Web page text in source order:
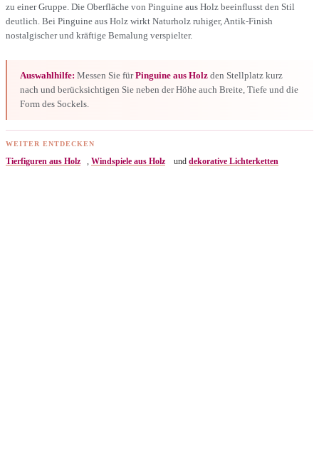
zu einer Gruppe. Die Oberfläche von Pinguine aus Holz beeinflusst den Stil
deutlich. Bei Pinguine aus Holz wirkt Naturholz ruhiger, Antik-Finish
nostalgischer und kräftige Bemalung verspielter.
Auswahlhilfe: Messen Sie fürPinguine aus Holz den Stellplatz kurz
nach und berücksichtigen Sie neben der Höhe auch Breite, Tiefe und die
Form des Sockels.
WEITER ENTDECKEN
Tierfiguren aus Holz Windspiele aus Holz und dekorative Lichterketten